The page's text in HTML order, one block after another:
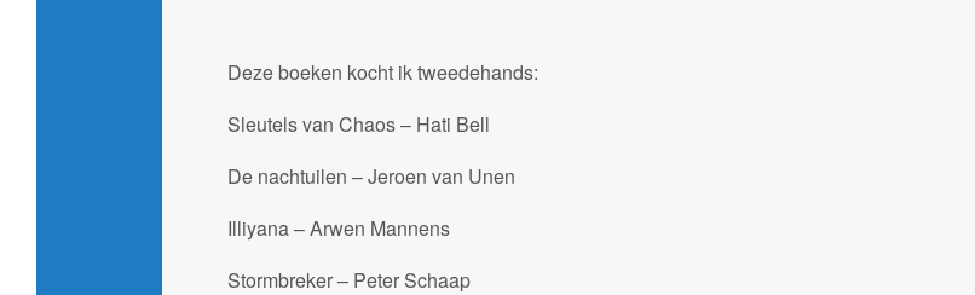
Deze boeken kocht ik tweedehands:
Sleutels van Chaos – Hati Bell
De nachtuilen – Jeroen van Unen
Illiyana – Arwen Mannens
Stormbreker – Peter Schaap